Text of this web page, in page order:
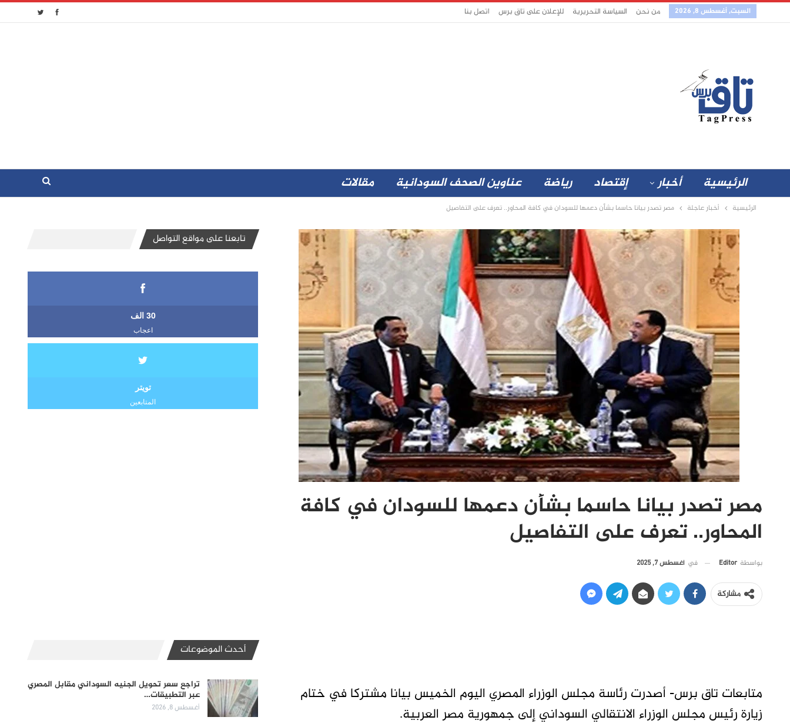
السبت, أغسطس 8, 2026 من نحن السياسة التحريرية للإعلان على تاق برس اتصل بنا
الرئيسية أخبار إقتصاد رياضة عناوين الصحف السودانية مقالات
الرئيسية أخبار عاجلة مصر تصدر بيانا حاسما بشأن دعمها للسودان في كافة المحاور.. تعرف على التفاصيل
مصر تصدر بيانا حاسما بشأن دعمها للسودان في كافة
المحاور.. تعرف على التفاصيل
بواسطة Editor في أغسطس 7, 2025
مشاركة
متابعات تاق برس- أصدرت رئاسة مجلس الوزراء المصري اليوم الخميس بيانا مشتركا في ختام
زيارة رئيس مجلس الوزراء الانتقالي السوداني إلى جمهورية مصر العربية.
تابعنا على مواقع التواصل
30 الف
اعجاب
تويتر
المتابعين
أحدث الموضوعات
تراجع سعر تحويل الجنيه السوداني مقابل المصري
عبر التطبيقات…
أغسطس 8, 2026